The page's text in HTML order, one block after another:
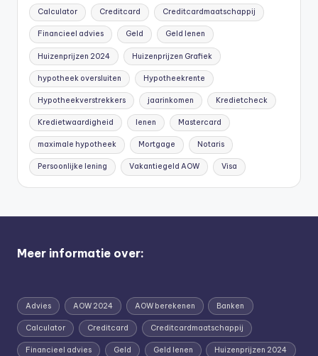
Calculator Creditcard Creditcardmaatschappij
Financieel advies Geld Geld lenen
Huizenprijzen 2024 Huizenprijzen Grafiek
hypotheek oversluiten Hypotheekrente
Hypotheekverstrekkers jaarinkomen Kredietcheck
Kredietwaardigheid lenen Mastercard
maximale hypotheek Mortgage Notaris
Persoonlijke lening Vakantiegeld AOW Visa
Meer informatie over:
Advies AOW 2024 AOW berekenen Banken
Calculator Creditcard Creditcardmaatschappij
Financieel advies Geld Geld lenen Huizenprijzen 2024